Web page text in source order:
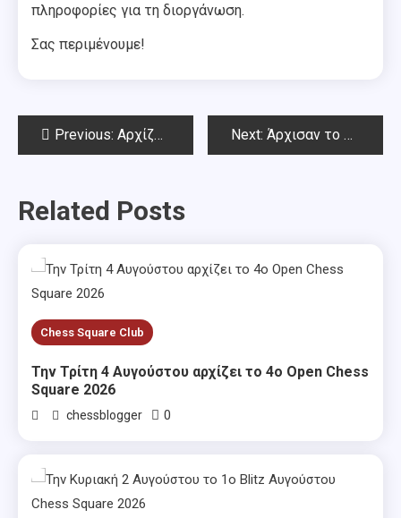
πληροφορίες για τη διοργάνωση.
Σας περιμένουμε!
PostPrevious: Αρχίζουν τα νέα εβδομαδιαία τουρνουά-Το 197ο ΣΟΑ & το Ανοιξιάτικο Open Chess Square 2026 Next: Άρχισαν το 197ο open ΣΟΑ & το Ανοιξιάτικο Open Chess Square 2026
Related Posts
Chess Square Club
Την Τρίτη 4 Αυγούστου αρχίζει το 4ο Open Chess
Square 2026
chessblogger 0